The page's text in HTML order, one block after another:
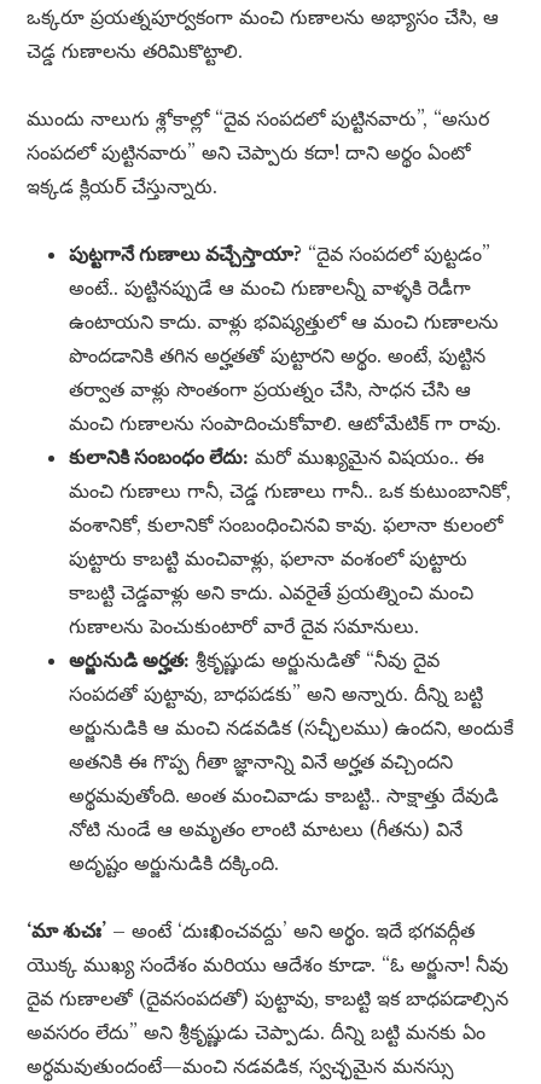
ఒక్కరూ ప్రయత్నపూర్వకంగా మంచి గుణాలను అభ్యాసం చేసి, ఆ
చెడ్డ గుణాలను తరిమికొట్టాలి.
ముందు నాలుగు శ్లోకాల్లో “దైవ సంపదలో పుట్టినవారు”, “అసుర
సంపదలో పుట్టినవారు” అని చెప్పారు కదా! దాని అర్థం ఏంటో
ఇక్కడ క్లియర్ చేస్తున్నారు.
పుట్టగానే గుణాలు వచ్చేస్తాయా? “దైవ సంపదలో పుట్టడం”
అంటే.. పుట్టినప్పుడే ఆ మంచి గుణాలన్నీ వాళ్ళకి రెడీగా
ఉంటాయని కాదు. వాళ్లు భవిష్యత్తులో ఆ మంచి గుణాలను
పొందడానికి తగిన అర్హతతో పుట్టారని అర్థం. అంటే, పుట్టిన
తర్వాత వాళ్లు సొంతంగా ప్రయత్నం చేసి, సాధన చేసి ఆ
మంచి గుణాలను సంపాదించుకోవాలి. ఆటోమేటిక్ గా రావు.
కులానికి సంబంధం లేదు: మరో ముఖ్యమైన విషయం.. ఈ
మంచి గుణాలు గానీ, చెడ్డ గుణాలు గానీ.. ఒక కుటుంబానికో,
వంశానికో, కులానికో సంబంధించినవి కావు. ఫలానా కులంలో
పుట్టారు కాబట్టి మంచివాళ్లు, ఫలానా వంశంలో పుట్టారు
కాబట్టి చెడ్డవాళ్లు అని కాదు. ఎవరైతే ప్రయత్నించి మంచి
గుణాలను పెంచుకుంటారో వారే దైవ సమానులు.
అర్జునుడి అర్హత: శ్రీకృష్ణుడు అర్జునుడితో “నీవు దైవ
సంపదతో పుట్టావు, బాధపడకు” అని అన్నారు. దీన్ని బట్టి
అర్జునుడికి ఆ మంచి నడవడిక (సచ్ఛీలము) ఉందని, అందుకే
అతనికి ఈ గొప్ప గీతా జ్ఞానాన్ని వినే అర్హత వచ్చిందని
అర్థమవుతోంది. అంత మంచివాడు కాబట్టి.. సాక్షాత్తు దేవుడి
నోటి నుండే ఆ అమృతం లాంటి మాటలు (గీతను) వినే
అదృష్టం అర్జునుడికి దక్కింది.
‘మా శుచః’ – అంటే ‘దుఃఖించవద్దు’ అని అర్థం. ఇదే భగవద్గీత
యొక్క ముఖ్య సందేశం మరియు ఆదేశం కూడా. “ఓ అర్జునా! నీవు
దైవ గుణాలతో (దైవసంపదతో) పుట్టావు, కాబట్టి ఇక బాధపడాల్సిన
అవసరం లేదు” అని శ్రీకృష్ణుడు చెప్పాడు. దీన్ని బట్టి మనకు ఏం
అర్థమవుతుందంటే—మంచి నడవడిక, స్వచ్ఛమైన మనస్సు